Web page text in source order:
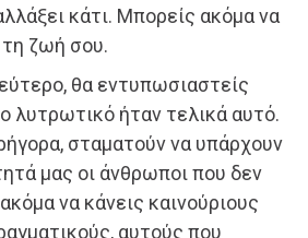
κάτι. Μπορείς ακόμα να
τη ζωή σου.
θα εντυπωσιαστείς
λυτρωτικό ήταν τελικά αυτό.
σταματούν να υπάρχουν
μας οι άνθρωποι που δεν
να κάνεις καινούριους
αυτούς που